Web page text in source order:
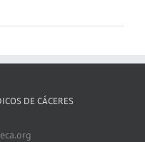
DE CÁCERES